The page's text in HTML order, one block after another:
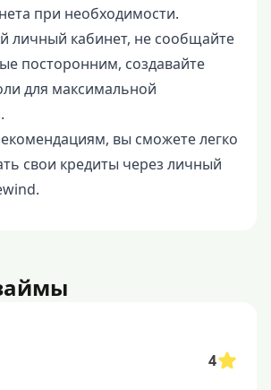
при необходимости.
личный кабинет, не сообщайте
посторонним, создавайте
для максимальной
вы сможете легко
свои кредиты через личный
4